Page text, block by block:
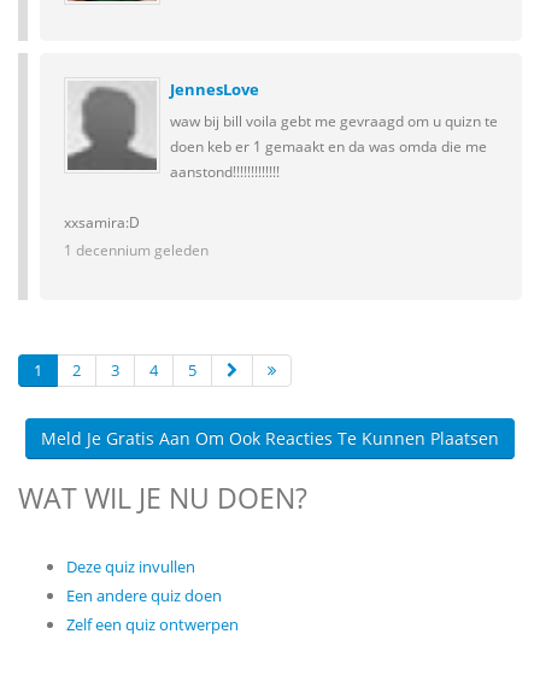
JennesLove
waw bij bill voila gebt me gevraagd om u quizn te
doen keb er 1 gemaakt en da was omda die me
aanstond!!!!!!!!!!!!!
xxsamira:D
1 decennium geleden
1 2 3 4 5
Meld Je Gratis Aan Om Ook Reacties Te Kunnen Plaatsen
WAT WIL JE NU DOEN?
Deze quiz invullen
Een andere quiz doen
Zelf een quiz ontwerpen